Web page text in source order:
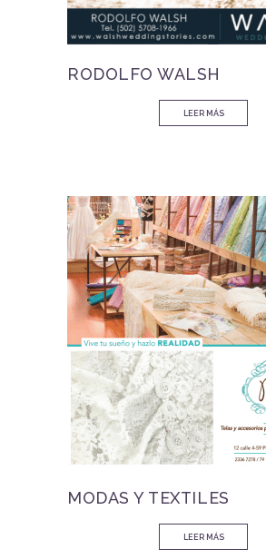
RODOLFO WALSH
LEER MÁS
MODAS Y TEXTILES
LEER MÁS